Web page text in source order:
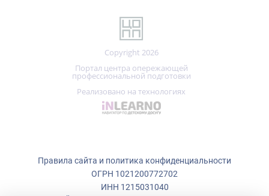
Правила сайта и политика конфиденциальности
ОГРН 1021200772702
ИНН 1215031040
г. Йошкар-Ола, ул. Кремлёвская, д. 32А
copp_12@mail.ru
статистики и для улучшения работы сайта в соответствии с
политикой конфиденциальности:
ПОНЯТНО!